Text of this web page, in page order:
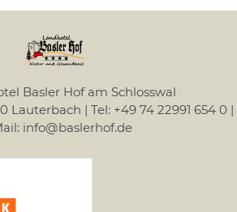
Basler Hof am Schlosswal
Lauterbach | Tel: +49 74 22991 654 0 |
info@baslerhof.de